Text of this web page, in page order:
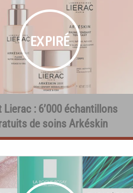
Lierac : 6’000 échantillons
de soins Arkéskin